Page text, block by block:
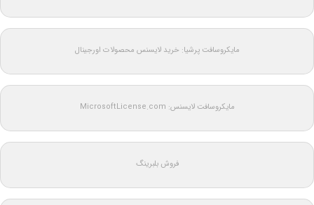
مایکروسافت پرشیا: خرید لایسنس محصولات اورجینال
مایکروسافت لایسنس: MicrosoftLicense.com
فروش بلبرینگ